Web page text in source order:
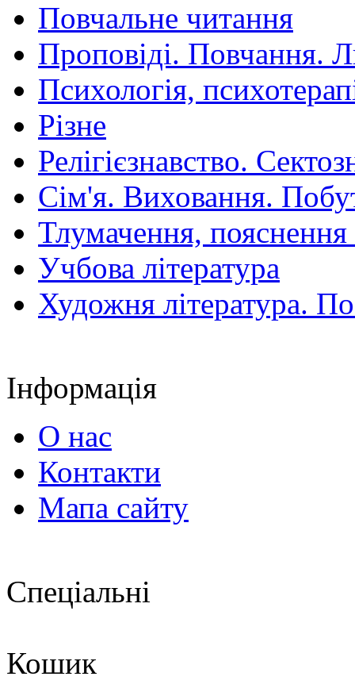
Повчальне читання
Проповіді. Повчання.
Психологія,
Різне
Релігієзнавство.
Сім'я. Виховання.
Тлумачення,
Учбова література
Художня література.
Інформація
О нас
Контакти
Мапа сайту
Спеціальні
Кошик